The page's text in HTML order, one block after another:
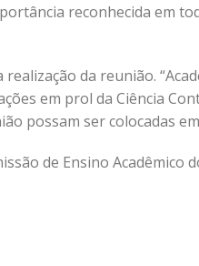
reconhecida em
da reunião.
em prol da Ciência
possam ser colocadas
de Ensino Acadêmico